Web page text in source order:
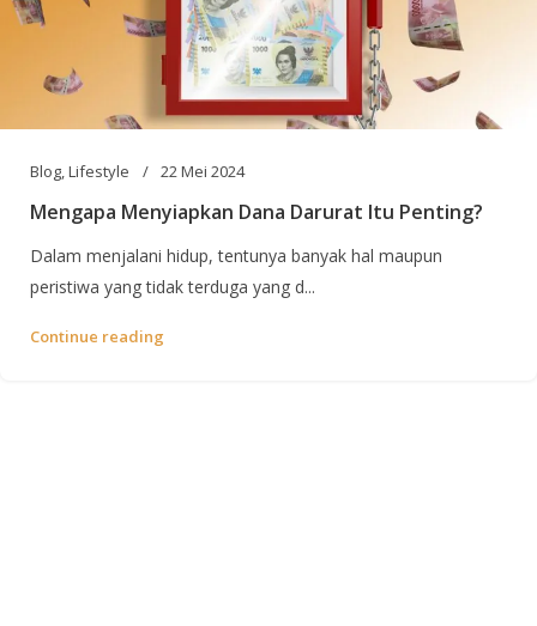
Blog,Lifestyle 22 Mei 2024
Mengapa Menyiapkan Dana Darurat Itu Penting?
Dalam menjalani hidup, tentunya banyak hal maupun
peristiwa yang tidak terduga yang d...
Continue reading